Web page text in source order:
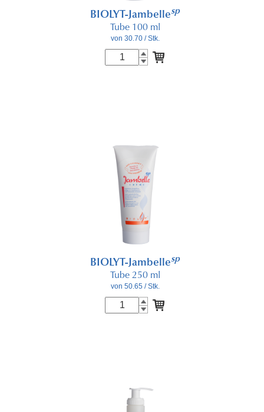
BIOLYT-Jambellesp
Tube 100 ml
von 30.70/ Stk.
BIOLYT-Jambellesp
Tube 250 ml
von 50.65 / Stk.